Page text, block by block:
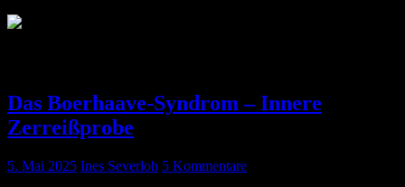
Das Boerhaave-Syndrom – Innere
Zerreißprobe
5. Mai 2025 Ines Severloh 5 Kommentare